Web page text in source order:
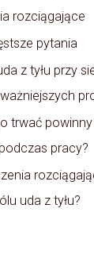
rozciągające
pytania
z tyłu przy
trwać
pracy?
uda z tyłu?